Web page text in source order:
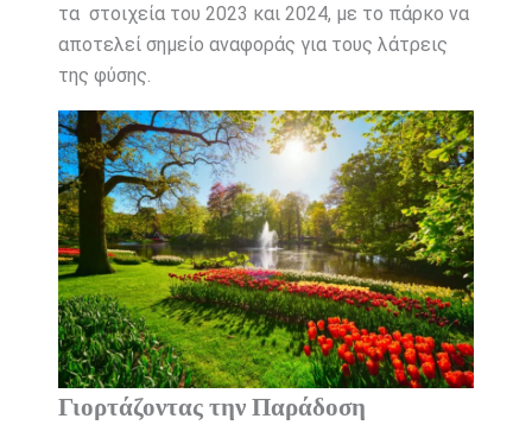
τα στοιχεία του 2023 και 2024, με το πάρκο να
αποτελεί σημείο αναφοράς για τους λάτρεις
της φύσης.
Γιορτάζοντας την Παράδοση